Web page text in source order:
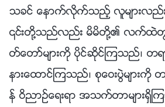
သခင္ ေနာက္လိုက္သည့္ လူမ်ားလည္း
၎တို႔သည္လည္း မိမိတို႔၏ လက္ထဲတြ
တ္ေတာ္မ်ားကို ပိုင္ဆိုင္ၾကသည္၊ တရ
နားေထာင္ၾကသည္၊ စုေဝးပြဲမ်ားကို
န္ ဝိညာဥ္ေရးရာ အသက္တာမ်ားရွိၾ